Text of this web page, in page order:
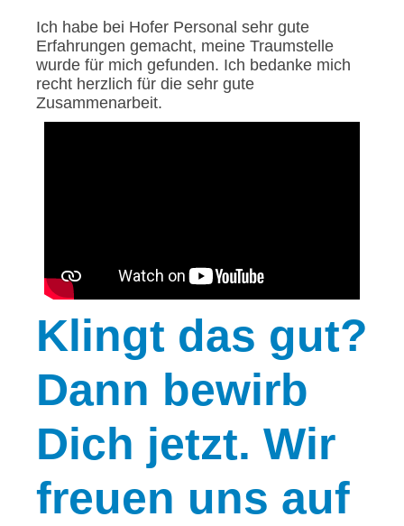
Ich habe bei Hofer Personal sehr gute
Erfahrungen gemacht, meine Traumstelle
wurde für mich gefunden. Ich bedanke mich
recht herzlich für die sehr gute
Zusammenarbeit.
Klingt das gut?
Dann bewirb
Dich jetzt. Wir
freuen uns auf